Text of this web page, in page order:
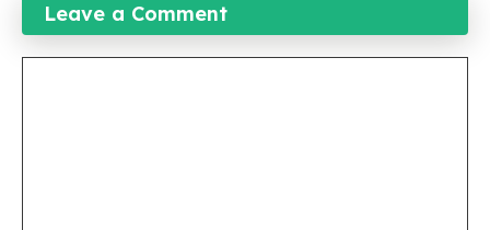
Leave a Comment